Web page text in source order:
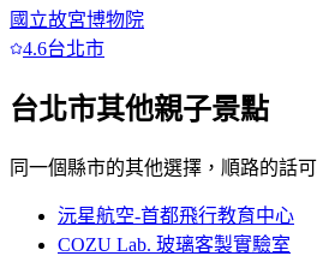
國立故宮博物院
4.6台北市
台北市其他親子景點
同一個縣市的其他選擇，順路的話
沅星航空-首都飛行教育中心
COZU Lab. 玻璃客製實驗室